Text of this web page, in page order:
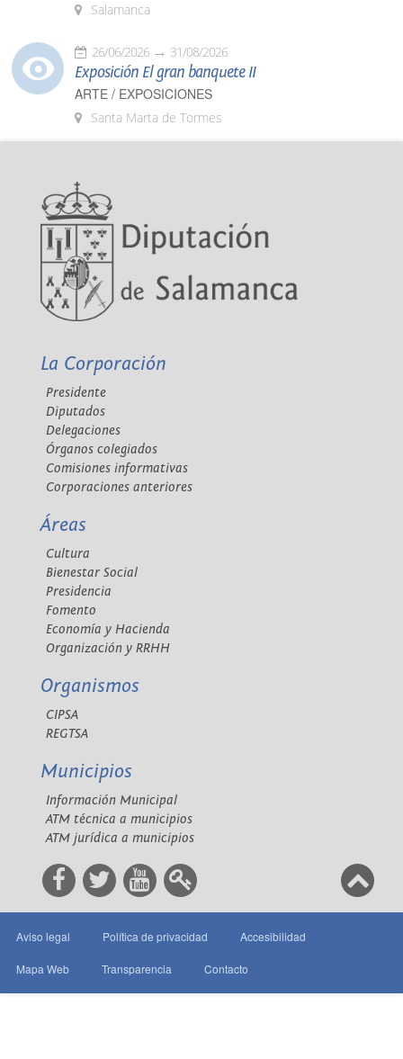
Salamanca
26/06/2026 31/08/2026
Exposición El gran banquete II
ARTE / EXPOSICIONES
Santa Marta de Tormes
La Corporación
Presidente
Diputados
Delegaciones
Órganos colegiados
Comisiones informativas
Corporaciones anteriores
Áreas
Cultura
Bienestar Social
Presidencia
Fomento
Economía y Hacienda
Organización y RRHH
Organismos
CIPSA
REGTSA
Municipios
Información Municipal
ATM técnica a municipios
ATM jurídica a municipios
Aviso legal Política de privacidad Accesibilidad
Mapa Web Transparencia Contacto